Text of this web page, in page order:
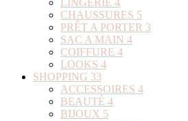
LINGERIE 4
CHAUSSURES 5
PRÊT A PORTER 3
SAC A MAIN 4
COIFFURE 4
LOOKS 4
SHOPPING 33
ACCESSOIRES 4
BEAUTÉ 4
BIJOUX 5